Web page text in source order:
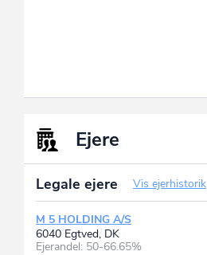
Ejere
Legale ejere Vis ejerhistorik
M 5 HOLDING A/S
6040 Egtved, DK
Ejerandel: 50-66.65%